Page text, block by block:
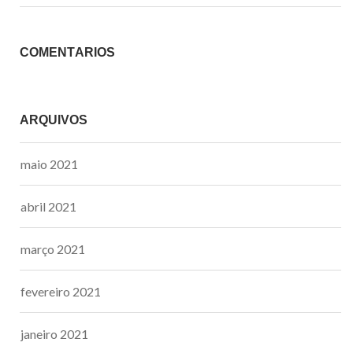
COMENTÁRIOS
ARQUIVOS
maio 2021
abril 2021
março 2021
fevereiro 2021
janeiro 2021